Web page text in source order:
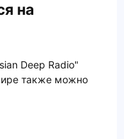
на
Deep Radio"
также можно